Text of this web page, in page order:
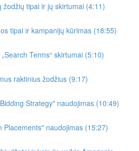
žodžių tipai ir jų skirtumai (4:11)
tipai ir kampanijų kūrimas (18:55)
„Search Terms“ skirtumai (5:10)
raktinius žodžius (9:17)
Strategy" naudojimas (10:49)
Placements" naudojimas (15:27)